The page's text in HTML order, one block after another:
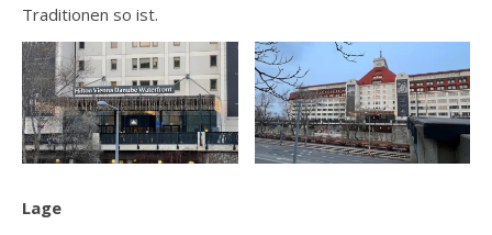
Traditionen so ist.
Lage